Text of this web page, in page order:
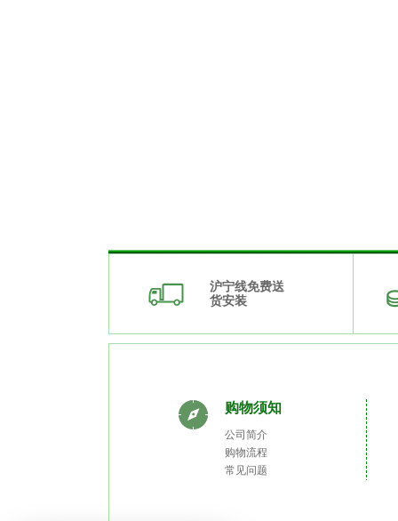
沪宁线免费送
货安装
购物须知
公司简介
购物流程
常见问题